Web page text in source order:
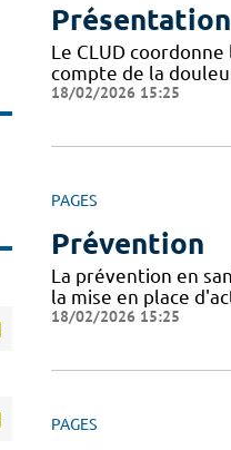
Présentation
Le CLUD
compte de la
18/02/2026 15:25
PAGES
Prévention
La prévention en
la mise en place
18/02/2026 15:25
PAGES